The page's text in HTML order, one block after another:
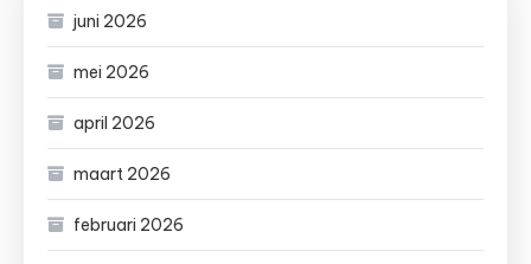
juni 2026
mei 2026
april 2026
maart 2026
februari 2026